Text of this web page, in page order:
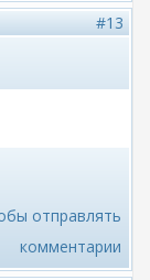
#13
отправлять
комментарии